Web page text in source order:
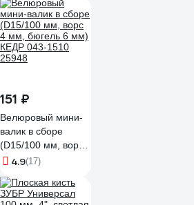
82504
151 ₽
Велюровый мини-
валик в сборе
(D15/100 мм, ворс
4 мм, бюгель 6 мм)
25948
4.9(17)